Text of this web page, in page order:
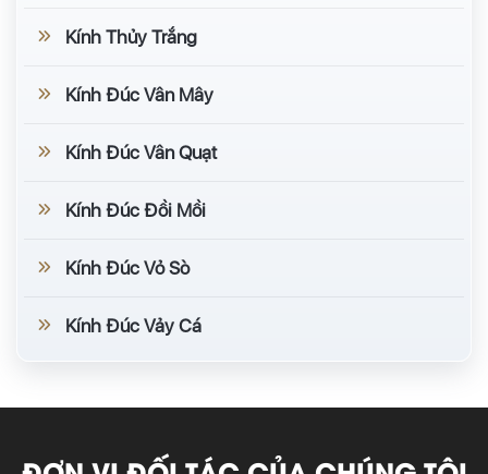
Kính Thủy Trắng
Kính Đúc Vân Mây
Kính Đúc Vân Quạt
Kính Đúc Đồi Mồi
Kính Đúc Vỏ Sò
Kính Đúc Vảy Cá